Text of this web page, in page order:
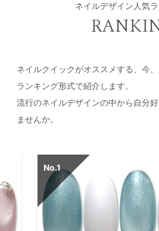
ネイルデザイン人気
ネイルクイックがオススメする、今
ランキング形式で紹介します。
流行のネイルデザインの中から自分
ませんか。